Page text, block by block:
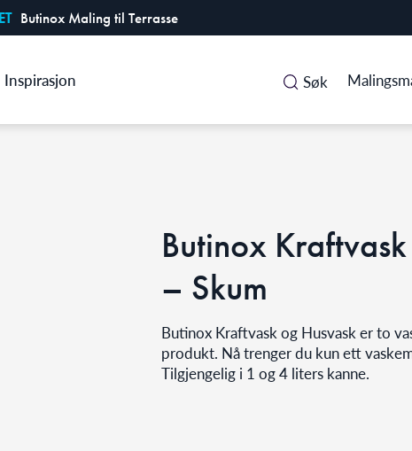
Butinox Maling til Terrasse
Inspirasjon Søk
Butinox
– Skum
Butinox Kraftvask og Husvask er to
produkt. Nå trenger du kun ett
Tilgjengelig i 1 og 4 liters kanne.